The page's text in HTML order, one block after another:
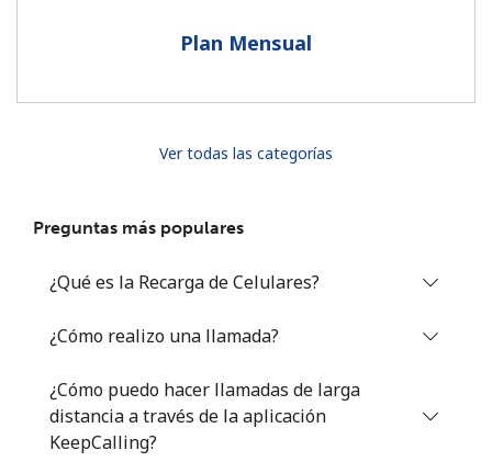
¿Olvidaste tu contraseña? →
Plan Mensual
Ver todas las categorías
Preguntas más populares
¿Qué es la Recarga de Celulares?
¿Cómo realizo una llamada?
¿Cómo puedo hacer llamadas de larga
distancia a través de la aplicación
KeepCalling?